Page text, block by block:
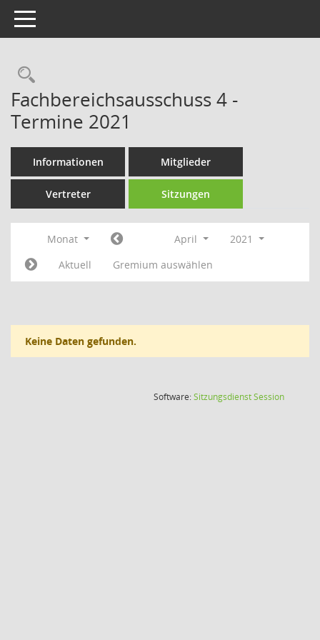
Toggle navigation
Rechercheauswahl
Fachbereichsausschuss 4 -
Termine 2021
Informationen Mitglieder
Vertreter Sitzungen
Monat April
2021
Aktuell
Gremium auswählen
Keine Daten gefunden.
Software:SitzungsdienstSession(Wird in